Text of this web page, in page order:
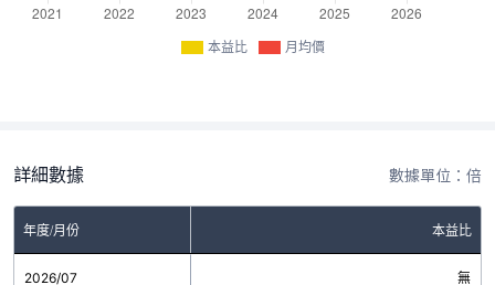
本益比 月均價
詳細數據 數據單位：倍
年度/月份 本益比
2026/07 無